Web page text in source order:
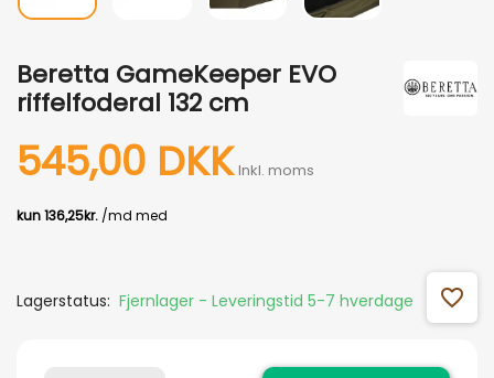
Beretta GameKeeper EVO
riffelfoderal 132 cm
545,00 DKK Inkl. moms
Lagerstatus: Fjernlager - Leveringstid 5-7 hverdage favorite_outline